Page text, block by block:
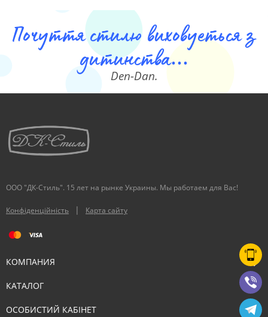
Почуття стилю виховуеться з
дитинства...
Den-Dan.
ООО "ДК-Стиль". 15 лет на рынке Украины. Мы работаем для Вас!
Конфіденційність | Карта сайту
КОМПАНИЯ
КАТАЛОГ
ОСОБИСТИЙ КАБІНЕТ